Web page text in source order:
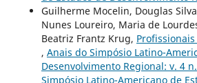
Guilherme Mocelin, Douglas
Nunes Loureiro, Maria de
Beatriz Frantz Krug,
, Anais do Simpósio Latino-
Desenvolvimento Regional: v. 4
Simpósio Latino-Americano de